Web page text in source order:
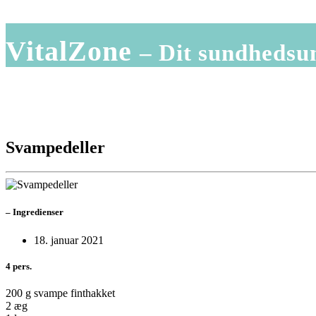
VitalZone– Dit
Svampedeller
– Ingredienser
18. januar 2021
4 pers.
200 g svampe finthakket
2 æg